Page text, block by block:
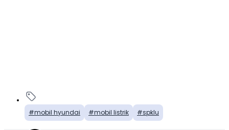
mobil hyundai mobil listrik spklu